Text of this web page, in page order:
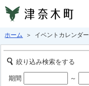
ホーム ＞ イベントカレンダー
絞り込み検索をする
期間 ～